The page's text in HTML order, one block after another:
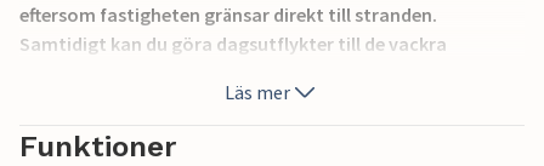
eftersom fastigheten gränsar direkt till stranden.
Samtidigt kan du göra dagsutflykter till de vackra
och Scicli. Ditt semesterboende ligger i det område där den
berömda tv-serien Inspektör Montalbano spelades in.
Läs mer
Funktioner